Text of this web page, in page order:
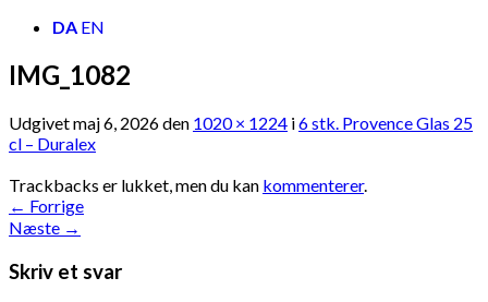
DA EN
IMG_1082
Udgivetmaj 6, 2026den 1020 × 1224 i6 stk. Provence Glas 25
cl – Duralex
Trackbacks er lukket, men du kan kommenterer.
← Forrige
Næste →
Skriv et svar